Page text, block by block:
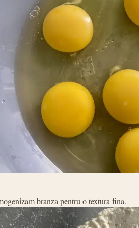
branza pentru o textura fina.